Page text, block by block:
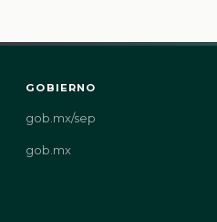
GOBIERNO
gob.mx/sep
gob.mx